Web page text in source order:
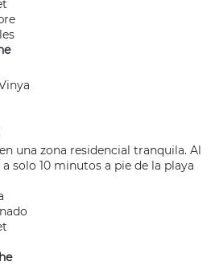
una zona residencial tranquila. Al
solo 10 minutos a pie de la playa